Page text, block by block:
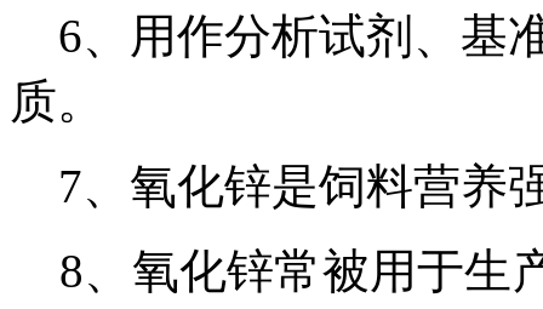
6、用作分析试剂、基
质。
7、氧化锌是饲料营养
8、 氧化锌常被用于生